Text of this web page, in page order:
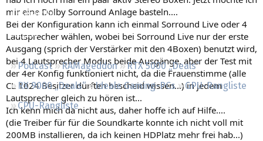
Leserartikel
Regeln
Podcast RAMageddon
RTX 5000 „Deals“
RX 9000 „Deals“
Ideale Gaming-PCs
GPU-Rangliste
CPU-Rangliste
mir eine Dolby Sorround Anlage basteln....
Bei der Konfiguration kann ich einmal Sorround Live oder 4
Lautsprecher wählen, wobei bei Sorround Live nur der erste
Ausgang (sprich der Verstärker mit den 4Boxen) benutzt wird,
bei 4 Lautsprecher Modus beide Ausgänge, aber der Test mit
der 4er Konfig funktioniert nicht, da die Frauenstimme (alle
CL 1024 Besitzer dürften bescheid wissen...) in jedem
Lautsprecher gleich zu hören ist...
Ich kenn mich da nicht aus, daher hoffe ich auf Hilfe....
(die Treiber für für die Soundkarte konnte ich nicht voll mit
200MB installieren, da ich keinen HDPlatz mehr frei hab...)